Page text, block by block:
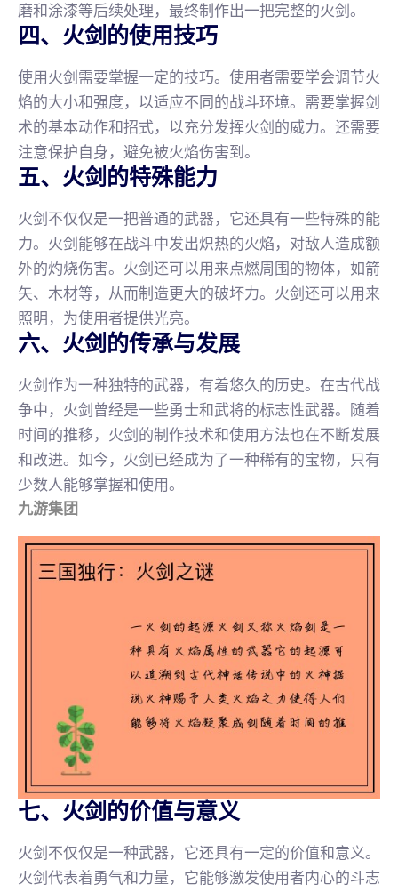
磨和涂漆等后续处理，最终制作出一把完整的火剑。
四、火剑的使用技巧
使用火剑需要掌握一定的技巧。使用者需要学会调节火
焰的大小和强度，以适应不同的战斗环境。需要掌握剑
术的基本动作和招式，以充分发挥火剑的威力。还需要
注意保护自身，避免被火焰伤害到。
五、火剑的特殊能力
火剑不仅仅是一把普通的武器，它还具有一些特殊的能
力。火剑能够在战斗中发出炽热的火焰，对敌人造成额
外的灼烧伤害。火剑还可以用来点燃周围的物体，如箭
矢、木材等，从而制造更大的破坏力。火剑还可以用来
照明，为使用者提供光亮。
六、火剑的传承与发展
火剑作为一种独特的武器，有着悠久的历史。在古代战
争中，火剑曾经是一些勇士和武将的标志性武器。随着
时间的推移，火剑的制作技术和使用方法也在不断发展
和改进。如今，火剑已经成为了一种稀有的宝物，只有
少数人能够掌握和使用。
九游集团
七、火剑的价值与意义
火剑不仅仅是一种武器，它还具有一定的价值和意义。
火剑代表着勇气和力量，它能够激发使用者内心的斗志